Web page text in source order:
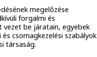
megelőzése
forgalmi és
vezet be járatain, egyebek
csomagkezelési szabályok
társaság.